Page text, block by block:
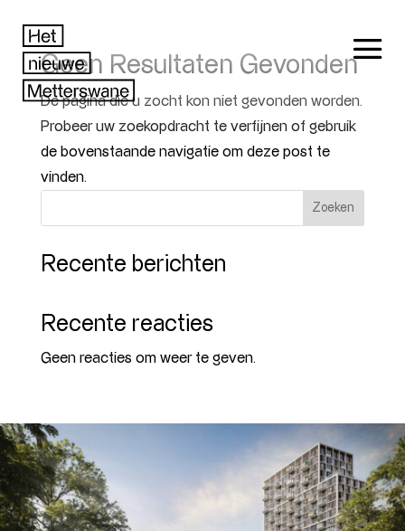
Geen Resultaten Gevonden
De pagina die u zocht kon niet gevonden worden.
Probeer uw zoekopdracht te verfijnen of gebruik
de bovenstaande navigatie om deze post te
vinden.
Zoeken
Recente berichten
Recente reacties
Geen reacties om weer te geven.